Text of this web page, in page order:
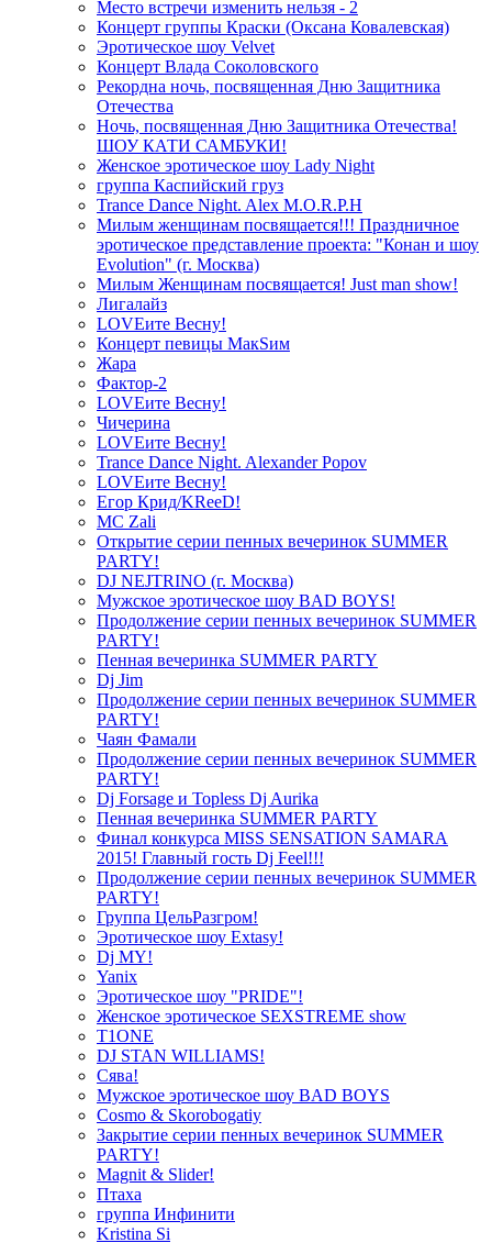
Место встречи изменить нельзя - 2
Концерт группы Краски (Оксана Ковалевская)
Эротическое шоу Velvet
Концерт Влада Соколовского
Рекордна ночь, посвященная Дню Защитника
Отечества
Ночь, посвященная Дню Защитника Отечества!
ШОУ КАТИ САМБУКИ!
Женское эротическое шоу Lady Night
группа Каспийский груз
Trance Dance Night. Alex M.O.R.P.H
Милым женщинам посвящается!!! Праздничное
эротическое представление проекта: "Конан и шоу
Evolution" (г. Москва)
Милым Женщинам посвящается! Just man show!
Лигалайз
LOVEите Весну!
Концерт певицы МакSим
Жара
Фактор-2
LOVEите Весну!
Чичерина
LOVEите Весну!
Trance Dance Night. Alexander Popov
LOVEите Весну!
Егор Крид/KReeD!
MC Zali
Открытие серии пенных вечеринок SUMMER
PARTY!
DJ NEJTRINO (г. Москва)
Мужское эротическое шоу BAD BOYS!
Продолжение серии пенных вечеринок SUMMER
PARTY!
Пенная вечеринка SUMMER PARTY
Dj Jim
Продолжение серии пенных вечеринок SUMMER
PARTY!
Чаян Фамали
Продолжение серии пенных вечеринок SUMMER
PARTY!
Dj Forsage и Topless Dj Aurika
Пенная вечеринка SUMMER PARTY
Финал конкурса MISS SENSATION SAMARA
2015! Главный гость Dj Feel!!!
Продолжение серии пенных вечеринок SUMMER
PARTY!
Группа ЦельРазгром!
Эротическое шоу Extasy!
Dj MY!
Yanix
Эротическое шоу "PRIDE"!
Женское эротическое SEXSTREME show
T1ONE
DJ STAN WILLIAMS!
Сява!
Мужское эротическое шоу BAD BOYS
Cosmo & Skorobogatiy
Закрытие серии пенных вечеринок SUMMER
PARTY!
Magnit & Slider!
Птаха
группа Инфинити
Kristina Si